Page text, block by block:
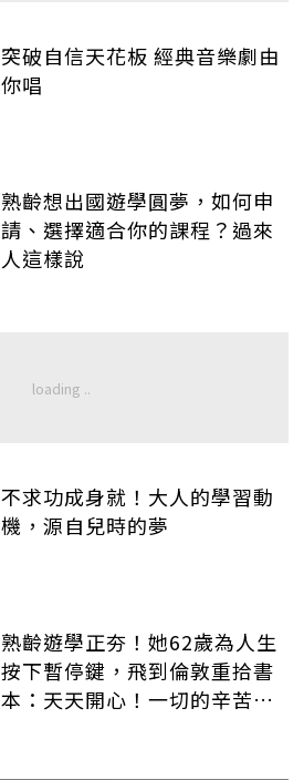
突破自信天花板 經典音樂劇由
你唱
熟齡想出國遊學圓夢，如何申
請、選擇適合你的課程？過來
人這樣說
不求功成身就！大人的學習動
機，源自兒時的夢
熟齡遊學正夯！她62歲為人生
按下暫停鍵，飛到倫敦重拾書
本：天天開心！一切的辛苦都